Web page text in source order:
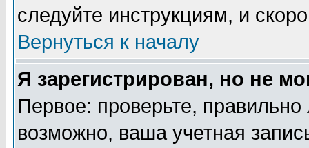
следуйте инструкциям, и
Вернуться к началу
Я зарегистрирован, но не
Первое: проверьте,
возможно, ваша учетная